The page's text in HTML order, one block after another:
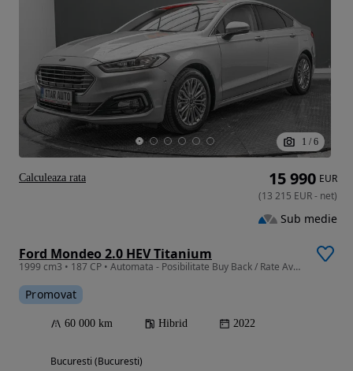
1 / 6
Ford Mondeo 2.0 HEV Titanium
1999 cm3 • 187 CP • Automata - Posibilitate Buy Back / Rate Avans 0% / Garantie 36 Luni
Promovat
60 000 km Hibrid 2022
Bucuresti (Bucuresti)
15 990 EUR
(13 215 EUR- net)
Sub medie
Calculeaza rata